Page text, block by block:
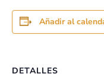
Añadir al
DETALLES